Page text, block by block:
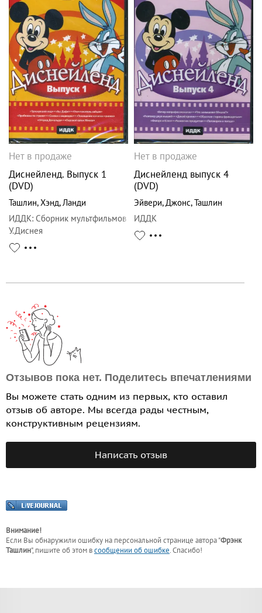
Нет в продаже
Диснейленд. Выпуск 1
(DVD)
Ташлин, Хэнд, Ланди
ИДДК: Сборник мультфильмов
У.Диснея
Нет в продаже
Диснейленд выпуск 4
(DVD)
Эйвери, Джонс,Ташлин
ИДДК
Отзывов пока нет. Поделитесь впечатлениями
Вы можете стать одним из первых, кто оставил
отзыв об авторе. Мы всегда рады честным,
конструктивным рецензиям.
Написать отзыв
Внимание!
Если Вы обнаружили ошибку на персональной странице автора "Фрэнк
Ташлин", пишите об этом всообщении об ошибке. Спасибо!